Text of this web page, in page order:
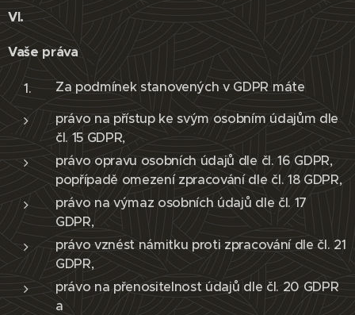
VI.
Vaše práva
Za podmínek stanovených v GDPR máte
právo na přístup ke svým osobním údajům dle
čl. 15 GDPR,
právo opravu osobních údajů dle čl. 16 GDPR,
popřípadě omezení zpracování dle čl. 18 GDPR,
právo na výmaz osobních údajů dle čl. 17
GDPR,
právo vznést námitku proti zpracování dle čl. 21
GDPR,
právo na přenositelnost údajů dle čl. 20 GDPR
a